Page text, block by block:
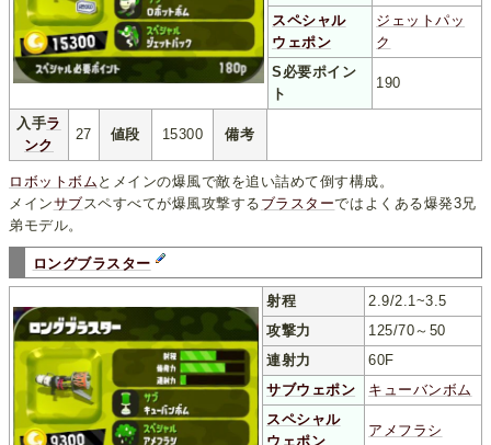
スペシャル
ウェポン
ジェットパッ
ク
S必要ポイン
ト
190
入手ラ
ンク
27 値段 15300 備考
ロボットボム とメインの爆風で敵を追い詰めて倒す構成。
メインサブ スペすべてが爆風攻撃する ブラスターではよくある爆発3兄
弟モデル。
ロングブラスター
射程
2.9/2.1~3.5
攻撃力
125/70～50
連射力
60F
サブウェポン
キューバンボム
スペシャル
ウェポン
アメフラシ